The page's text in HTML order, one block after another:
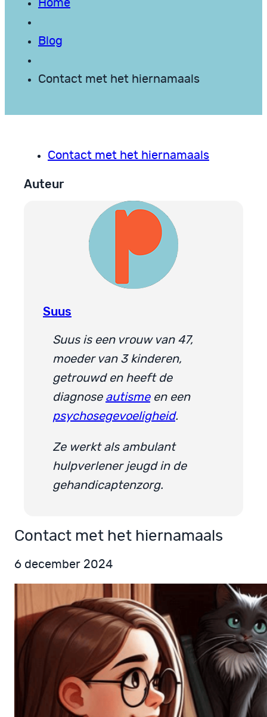
Home
Blog
Contact met het hiernamaals
Contact met het hiernamaals
Auteur
Suus
Suus is een vrouw van 47,
moeder van 3 kinderen,
getrouwd en heeft de
diagnose autismeen een
psychosegevoeligheid.
Ze werkt als ambulant
hulpverlener jeugd in de
gehandicaptenzorg.
Contact met het hiernamaals
6 december 2024